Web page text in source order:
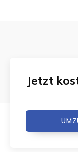
Jetzt